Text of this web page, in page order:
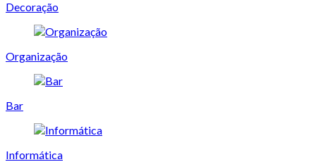
Decoração
Organização
Bar
Informática